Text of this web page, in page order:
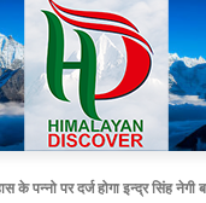
के पन्नो पर दर्ज होगा इन्द्र सिंह नेगी